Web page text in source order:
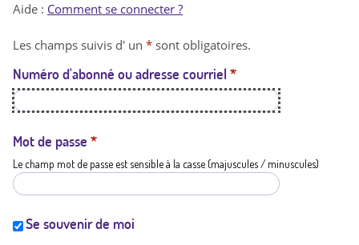
t
a
t
i
Aide : Comment se connecter ?
Les champs suivis d' un * sont obligatoires.
Numéro d'abonné ou adresse courriel *
Mot de passe *
Le champ mot de passe est sensible à la casse (majuscules / minuscules)
Se souvenir de moi